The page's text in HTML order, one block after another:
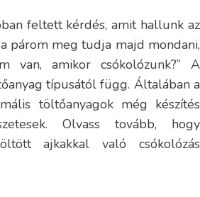
feltett kérdés, amit hallunk az
párom meg tudja majd mondani,
van, amikor csókolózunk?” A
típusától függ. Általában a
töltőanyagok még készítés
Olvass tovább, hogy
ajkakkal való csókolózás